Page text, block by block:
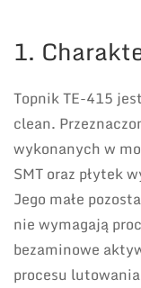
1.
Topnik TE-415
clean.
wykonanych w
SMT oraz płytek
Jego małe
nie wymagają
bezaminowe
procesu